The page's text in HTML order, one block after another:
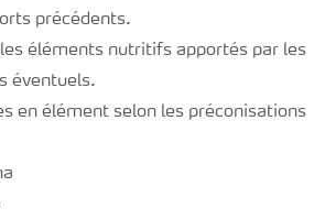
précédents.
éléments nutritifs apportés par les
éventuels.
en élément selon les préconisations